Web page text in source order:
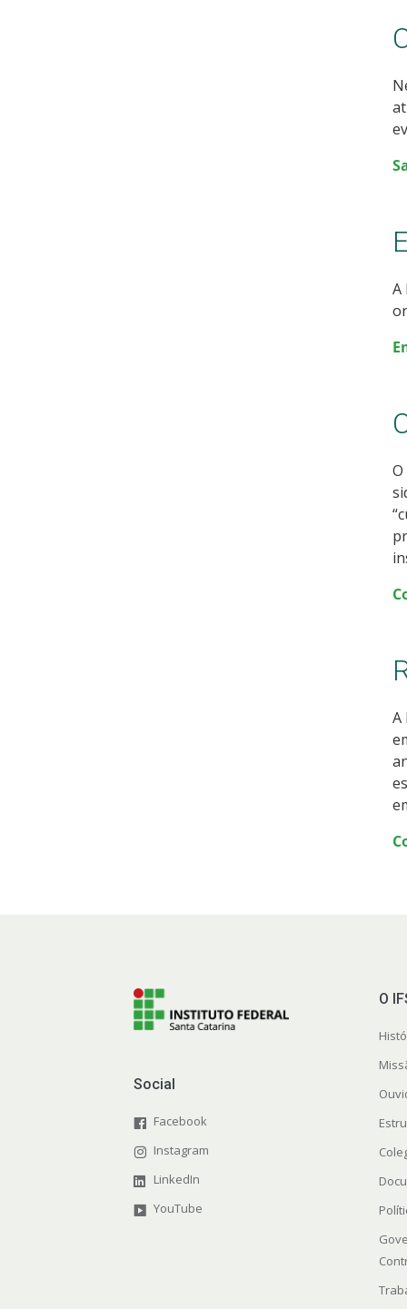
A
A
Social
Facebook
Instagram
LinkedIn
YouTube
O